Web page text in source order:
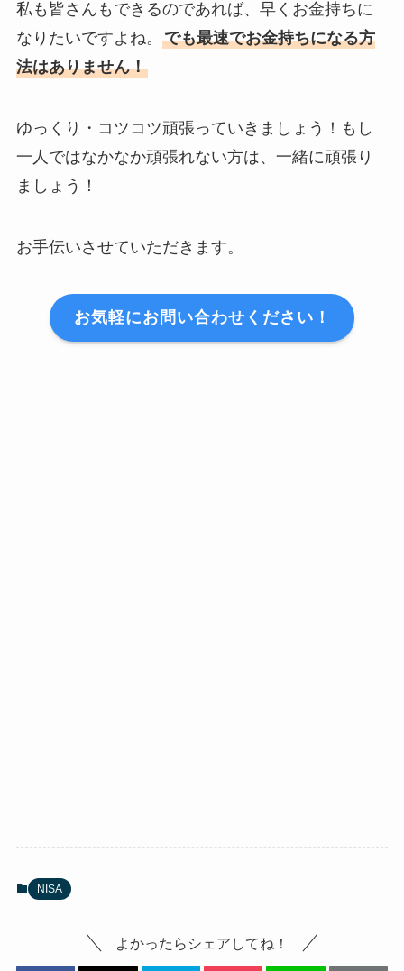
私も皆さんもできるのであれば、早くお金持ちに
なりたいですよね。 でも最速でお金持ちになる方
法はありません！
ゆっくり・コツコツ頑張っていきましょう！もし
一人ではなかなか頑張れない方は、一緒に頑張り
ましょう！
お手伝いさせていただきます。
お気軽にお問い合わせください！
NISA
よかったらシェアしてね！